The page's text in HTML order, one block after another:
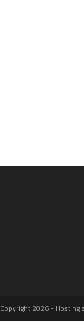
Copyright 2026 -